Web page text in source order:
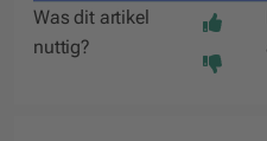
Was dit artikel
nuttig?